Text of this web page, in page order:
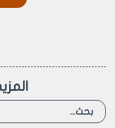
رئيس المكتب